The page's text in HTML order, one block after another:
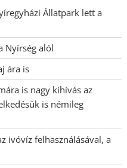
Állatpark lett a
Nyírség alól
ára is
is nagy kihívás az
is némileg
ivóvíz felhasználásával, a